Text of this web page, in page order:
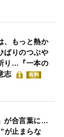
、もっと熱か
ばりのつぶや
り…『一本の
志
有料
が合言葉に…
が止まらな